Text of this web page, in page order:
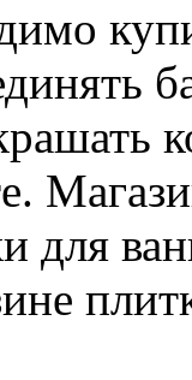
для